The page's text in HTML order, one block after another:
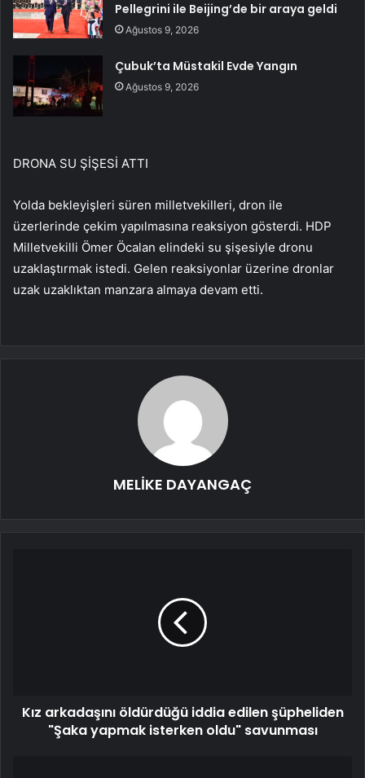
Pellegrini ile Beijing’de bir araya geldi
Ağustos 9, 2026
Çubuk’ta Müstakil Evde Yangın
Ağustos 9, 2026
DRONA SU ŞİŞESİ ATTI
Yolda bekleyişleri süren milletvekilleri, dron ile
üzerlerinde çekim yapılmasına reaksiyon gösterdi. HDP
Milletvekilli Ömer Öcalan elindeki su şişesiyle dronu
uzaklaştırmak istedi. Gelen reaksiyonlar üzerine dronlar
uzak uzaklıktan manzara almaya devam etti.
MELİKE DAYANGAÇ
Kız arkadaşını öldürdüğü iddia edilen şüpheliden
"Şaka yapmak isterken oldu" savunması